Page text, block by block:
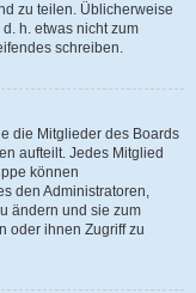
zu teilen. Üblicherweise
h. etwas nicht zum
schreiben.
die Mitglieder des Boards
aufteilt. Jedes Mitglied
können
den Administratoren,
ändern und sie zum
oder ihnen Zugriff zu